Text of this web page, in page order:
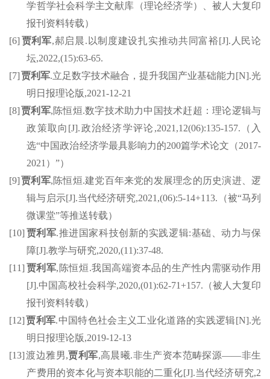
学哲学社会科学主文献库（理论经济学）、被人大复印
报刊资料转载）
[6] 贾利军,郝启晨. 以制度建设扎实推动共同富裕[J]. 人民论
坛,2022,(15):63-65.
[7] 贾利军.立足数字技术融合，提升我国产业基础能力[N].光
明日报理论版,2021-12-21
[8] 贾利军,陈恒烜.数字技术助力中国技术赶超：理论逻辑与
政策取向 [J].政治经济学评论 ,2021,12(06):135-157. （入
选“中国政治经济学最具影响力的200篇学术论文（2017-
2021）”）
[9] 贾利军,陈恒烜.建党百年来党的发展理念的历史演进、逻
辑与启示[J].当代经济研究,2021,(06):5-14+113. （被“马列
微课堂”等推送转载）
[10] 贾利军.推进国家科技创新的实践逻辑:基础、动力与保
障[J].教学与研究,2020,(11):37-48.
[11] 贾利军, 陈恒烜.我国高端资本品的生产性内需驱动作用
[J].中国高校社会科学,2020,(01):62-71+157. （被人大复印
报刊资料转载）
[12] 贾利军.中国特色社会主义工业化道路的实践逻辑[N].光
明日报理论版,2019-12-13
[13] 渡边雅男,贾利军,高晨曦.非生产资本范畴探源——非生
产费用的资本化与资本职能的二重化[J].当代经济研究,2